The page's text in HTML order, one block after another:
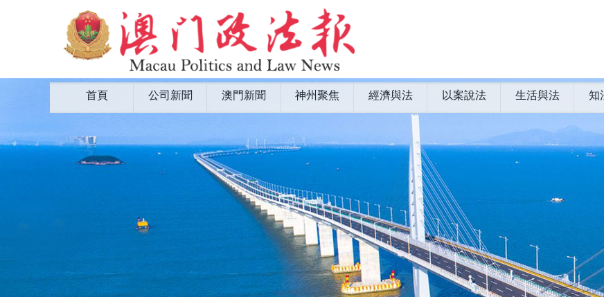
首頁 公司新聞 澳門新聞 神州聚焦 經濟與法 以案說法 生活與法 知